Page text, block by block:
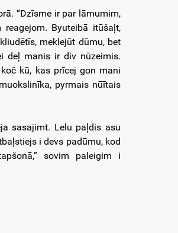
“Dzīsme ir par lāmumim,
Byuteibā itūšaļt,
meklejūt dūmu, bet
deļ manis ir div nūzeimis.
kū, kas prīcej gon mani
pyrmais nūītais
sasajimt. Lelu paļdis asu
i devs padūmu, kod
sovim paleigim i